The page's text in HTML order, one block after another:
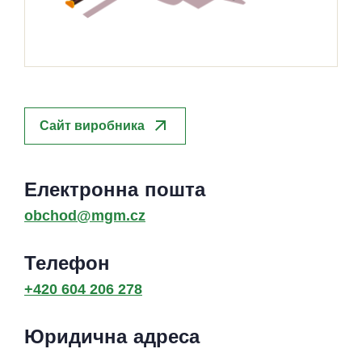
Сайт виробника arrow_outward
Електронна пошта
obchod@mgm.cz
Телефон
+420 604 206 278
Юридична адреса